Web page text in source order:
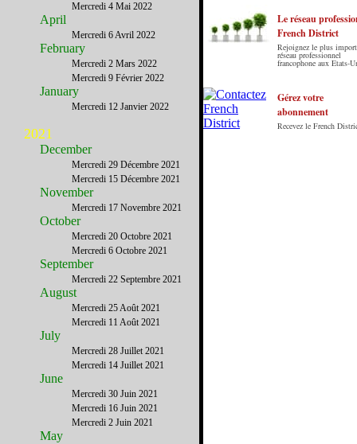
Le French District est le premier guide sur
internet en Français sur les Etats-Unis. Notre
principe : Le meilleur des Etats-Unis par ceux qui
Le réseau
French District
Rejoignez le plus
réseau professionnel
francophone aux Etats-
Gérez votre
abonnement
Recevez le French
Mercredi 4 Mai 2022
April
Mercredi 6 Avril 2022
February
Mercredi 2 Mars 2022
Mercredi 9 Février 2022
January
Mercredi 12 Janvier 2022
2021
December
Mercredi 29 Décembre 2021
Mercredi 15 Décembre 2021
November
Mercredi 17 Novembre 2021
October
Mercredi 20 Octobre 2021
Mercredi 6 Octobre 2021
September
Mercredi 22 Septembre 2021
August
Mercredi 25 Août 2021
Mercredi 11 Août 2021
July
Mercredi 28 Juillet 2021
Mercredi 14 Juillet 2021
June
Mercredi 30 Juin 2021
Mercredi 16 Juin 2021
Mercredi 2 Juin 2021
May